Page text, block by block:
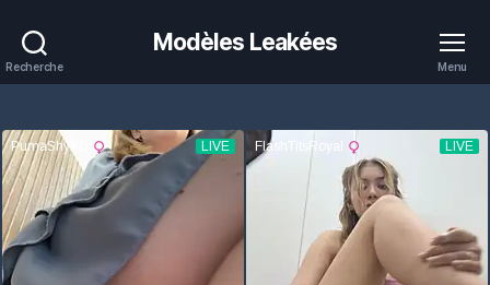
Recherche
Modèles Leakées
Menu